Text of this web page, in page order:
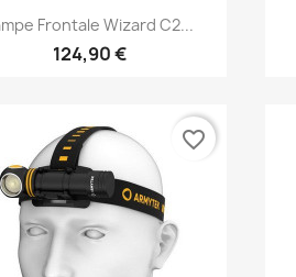
Vorschau
Frontale Wizard C2...
124,90 €
favorite_border